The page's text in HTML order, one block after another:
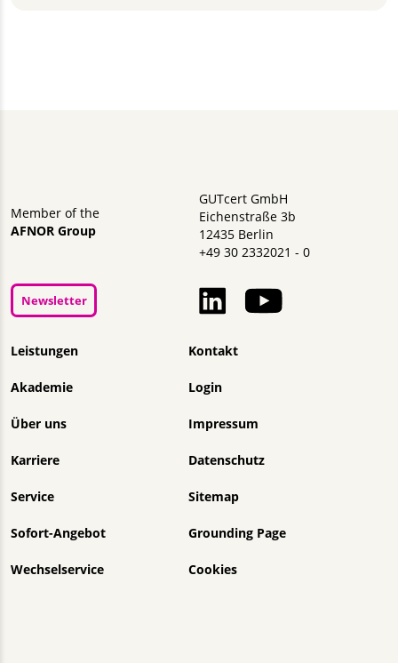
Member of the
AFNOR Group
GUTcert GmbH
Eichenstraße 3b
12435 Berlin
+49 30 2332021 - 0
Navigation überspringen
Leistungen
Akademie
Über uns
Karriere
Service
Sofort-Angebot
Wechselservice
Kontakt
Login
Impressum
Datenschutz
Sitemap
Grounding Page
Cookies
Newsletter